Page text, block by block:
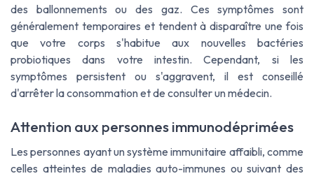
des ballonnements ou des gaz. Ces symptômes sont
généralement temporaires et tendent à disparaître une fois
que votre corps s'habitue aux nouvelles bactéries
probiotiques dans votre intestin. Cependant, si les
symptômes persistent ou s'aggravent, il est conseillé
d'arrêter la consommation et de consulter un médecin.
Attention aux personnes immunodéprimées
Les personnes ayant un système immunitaire affaibli, comme
celles atteintes de maladies auto-immunes ou suivant des